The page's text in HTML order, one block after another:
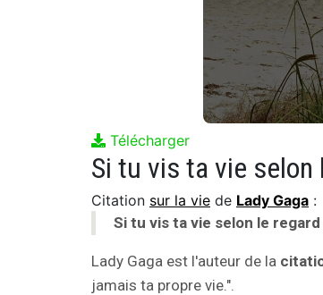
Télécharger
Citation sur la vie de Lady Gaga :
Si tu vis ta vie selon le
Lady Gaga est l'auteur de la
jamais ta propre vie.".